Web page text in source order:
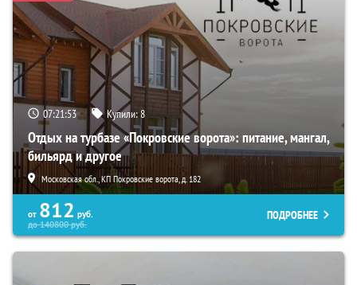
07:21:52 Купили:8
Отдых на турбазе «Покровские ворота»: питание, мангал,
бильярд и другое
Московская обл., КП Покровские ворота, д. 182
от 812 руб.
до140800руб.
ПОДРОБНЕЕ